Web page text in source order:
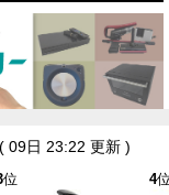
( 09日 23:22 更新 )
位 4